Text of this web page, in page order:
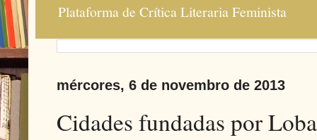
Plataforma de Crítica Literaria Feminista
mércores, 6 de novembro de 2013
Cidades fundadas por